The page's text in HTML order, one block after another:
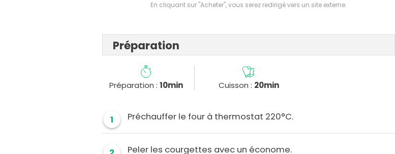
En cliquant sur "Acheter", vous serez redirigé vers un site externe.
Préparation
Préparation : 10min Cuisson : 20min
1 Préchauffer le four à thermostat 220°C.
Peler les courgettes avec un économe.